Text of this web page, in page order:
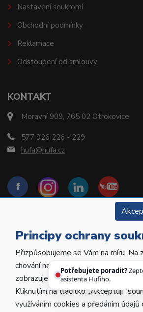
KONTAKT
Moravní 909, 765 02 Otrokovice
577 926 226 - 229
hufa@hufa.cz
Nastavení soukromí
Obchodní podmínky
Reklamace
Odstoupení od smlouvy
Copyright © 2022 Hu-Fa Dental
vyhrazena.
Vytvořila Poctivá
Principy ochrany
Přizpůsobujeme se Vám na míru. Na
chování na webu personalizujeme
zobrazujeme Vám relevantní nabídky
Kliknutím na tlačítko „Akceptuji“
využíváním cookies a předáním údajů
Potřebujete poradit?
asistenta Hufiho.